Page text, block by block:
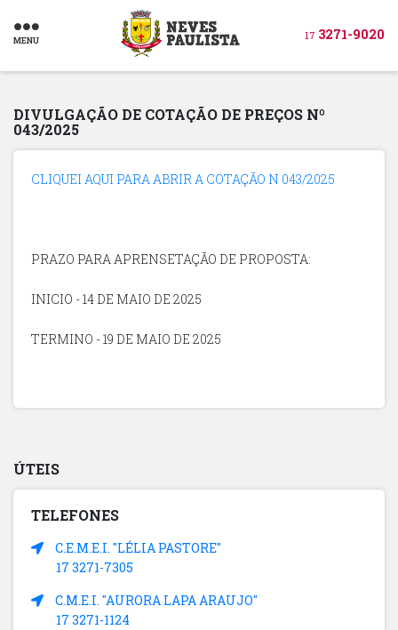
MENU 17 3271-9020
DIVULGAÇÃO DE COTAÇÃO DE PREÇOS Nº
043/2025
CLIQUEI AQUI PARA ABRIR A COTAÇÃO N 043/2025
PRAZO PARA APRENSETAÇÃO DE PROPOSTA:
INICIO - 14 DE MAIO DE 2025
TERMINO - 19 DE MAIO DE 2025
ÚTEIS
TELEFONES
C.E.M.E.I. "LÉLIA PASTORE"
17 3271-7305
C.M.E.I. "AURORA LAPA ARAUJO"
17 3271-1124